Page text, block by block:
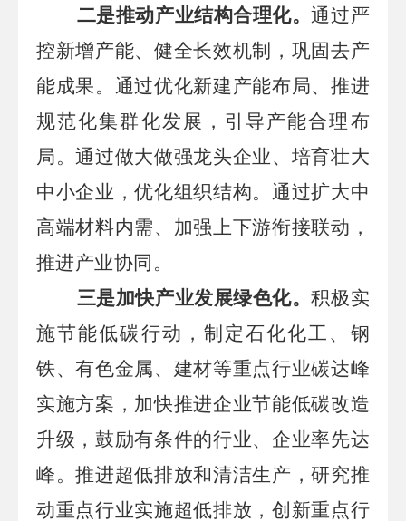
二是推动产业结构合理化。通过严
控新增产能、健全长效机制，巩固去产
能成果。通过优化新建产能布局、推进
规范化集群化发展，引导产能合理布
局。通过做大做强龙头企业、培育壮大
中小企业，优化组织结构。通过扩大中
高端材料内需、加强上下游衔接联动，
推进产业协同。
三是加快产业发展绿色化。积极实
施节能低碳行动，制定石化化工、钢
铁、有色金属、建材等重点行业碳达峰
实施方案，加快推进企业节能低碳改造
升级，鼓励有条件的行业、企业率先达
峰。推进超低排放和清洁生产，研究推
动重点行业实施超低排放，创新重点行